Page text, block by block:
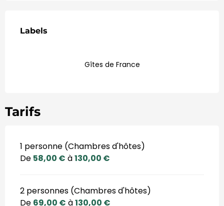
Labels
Labels
Gîtes de France
Tarifs
1 personne (Chambres d'hôtes)
De 58,00 € à130,00 €
2 personnes (Chambres d'hôtes)
De 69,00 € à130,00 €